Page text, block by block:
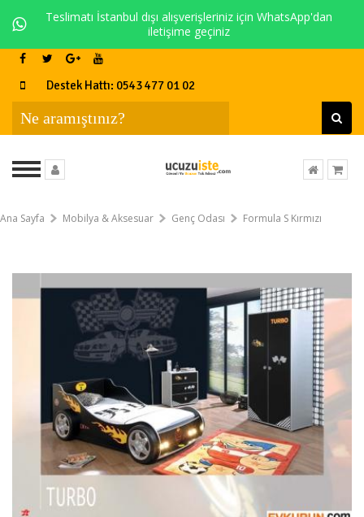
Teslimatı İstanbul dışı alışverişleriniz için WhatsApp'dan
iletişime geçiniz
Destek Hattı: 0543 477 01 02
Ana Sayfa Mobilya & Aksesuar Genç Odası Formula S Kırmızı